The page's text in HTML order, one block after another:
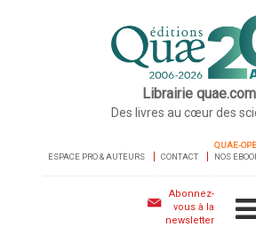
Librairie quae.com
Des livres au cœur des
ESPACE PRO & AUTEURS CONTACT
QUAE-
NOS
Abonnez-
vous à la
newsletter